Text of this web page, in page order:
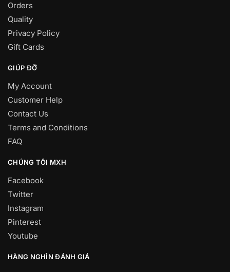
Orders
Quality
Privacy Policy
Gift Cards
GIÚP ĐỠ
My Account
Customer Help
Contact Us
Terms and Conditions
FAQ
CHÚNG TÔI MXH
Facebook
Twitter
Instagram
Pinterest
Youtube
HÀNG NGHÌN ĐÁNH GIÁ